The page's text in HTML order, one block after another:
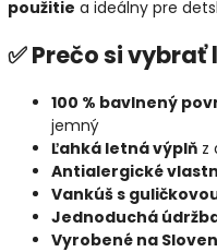
použitie a ideálny pre
✅ Prečo si
100 % bavlnený
jemný
Ľahká letná výplň z
Antialergické
Vankúš s
Jednoduchá
Vyrobené na